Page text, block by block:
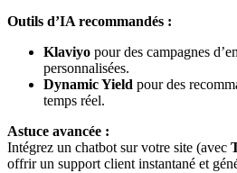
Outils d’IA recommandés :
Klaviyo pour des campagnes
personnalisées.
Dynamic Yield pour des
temps réel.
Astuce avancée :
Intégrez un chatbot sur votre site (avec
offrir un support client instantané et